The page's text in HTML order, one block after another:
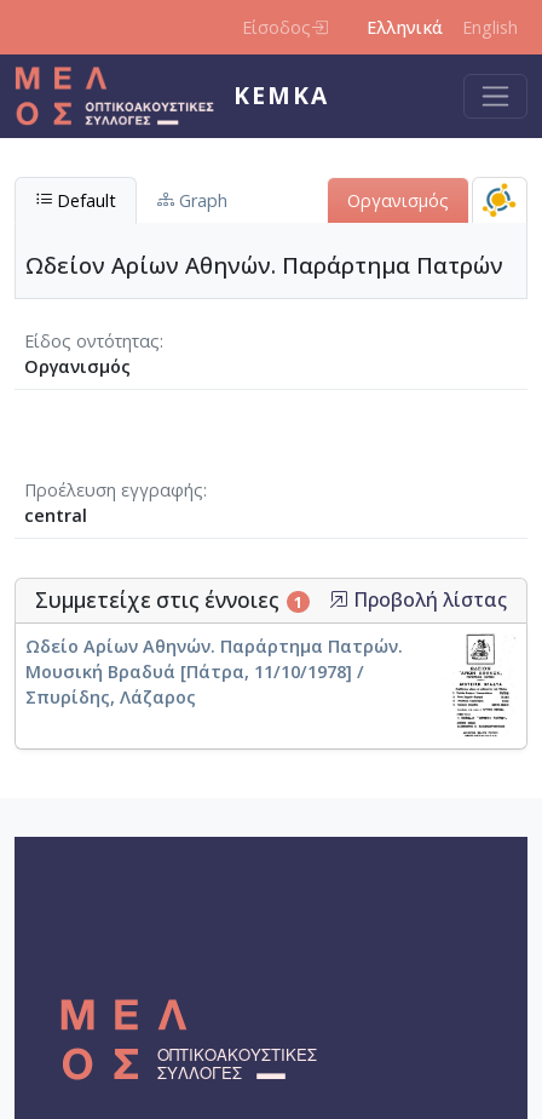
Είσοδος Ελληνικά English
ΚΕΜΚΑ
Default Graph Οργανισμός
Ωδείον Αρίων Αθηνών. Παράρτημα Πατρών
Είδος οντότητας
Οργανισμός
Προέλευση εγγραφής
central
Συμμετείχε στις έννοιες 1 Προβολή λίστας
Ωδείο Αρίων Αθηνών. Παράρτημα Πατρών.
Μουσική Βραδυά [Πάτρα, 11/10/1978] /
Σπυρίδης, Λάζαρος